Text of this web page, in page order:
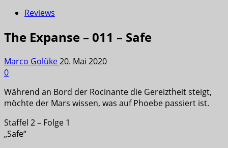
Reviews
The Expanse – 011 – Safe
Marco Golüke20. Mai 2020
0
Während an Bord der Rocinante die Gereiztheit steigt,
möchte der Mars wissen, was auf Phoebe passiert ist.
Staffel 2 – Folge 1
„Safe“